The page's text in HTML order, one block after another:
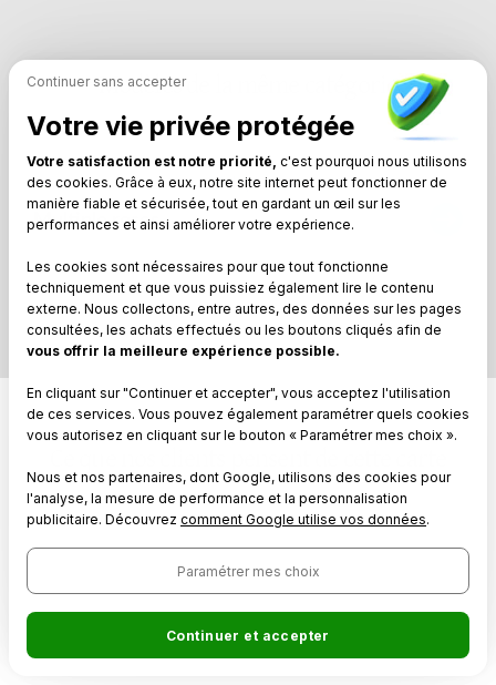
Modèles de la même catégorie
Multiple roses
Continuer sans accepter
Votre vie privée protégée
Votre satisfaction est notre priorité, c'est pourquoi nous utilisons
des cookies. Grâce à eux, notre site internet peut fonctionner de
manière fiable et sécurisée, tout en gardant un œil sur les
performances et ainsi améliorer votre expérience.
Les cookies sont nécessaires pour que tout fonctionne
techniquement et que vous puissiez également lire le contenu
externe. Nous collectons, entre autres, des données sur les pages
consultées, les achats effectués ou les boutons cliqués afin de
vous offrir la meilleure expérience possible.
En cliquant sur "Continuer et accepter", vous acceptez l'utilisation
de ces services. Vous pouvez également paramétrer quels cookies
vous autorisez en cliquant sur le bouton « Paramétrer mes choix ».
Nous et nos partenaires, dont Google, utilisons des cookies pour
l'analyse, la mesure de performance et la personnalisation
publicitaire. Découvrez comment Google utilise vos données.
Paramétrer mes choix
Continuer et accepter